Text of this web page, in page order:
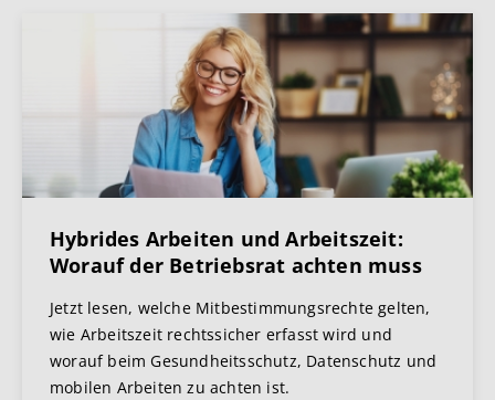
Hybrides Arbeiten und Arbeitszeit:
Worauf der Betriebsrat achten muss
Jetzt lesen, welche Mitbestimmungsrechte gelten,
wie Arbeitszeit rechtssicher erfasst wird und
worauf beim Gesundheitsschutz, Datenschutz und
mobilen Arbeiten zu achten ist.